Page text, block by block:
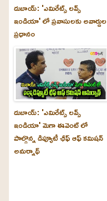
దుబాయ్: 'ఎమిరేట్స్ లవ్స్
ఇండియా' లో ప్రవాసులకు అవార్డుల
ప్రధానం
దుబాయ్‌: 'ఎమిరేట్స్ లవ్స్
ఇండియా' మెగా ఈవెంట్ లో
పాల్గొన్న డిప్యూటీ ఛీఫ్ ఆఫ్ కమిషన్
అమర్నాథ్